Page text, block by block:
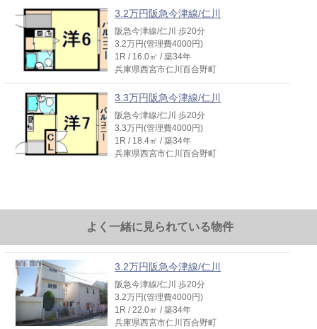
3.2万円阪急今津線/仁川
阪急今津線/仁川 歩20分
3.2万円(管理費4000円)
1R / 16.0㎡ / 築34年
兵庫県西宮市仁川百合野町
3.3万円阪急今津線/仁川
阪急今津線/仁川 歩20分
3.3万円(管理費4000円)
1R / 18.4㎡ / 築34年
兵庫県西宮市仁川百合野町
よく一緒に見られている物件
3.2万円阪急今津線/仁川
阪急今津線/仁川 歩20分
3.2万円(管理費4000円)
1R / 22.0㎡ / 築34年
兵庫県西宮市仁川百合野町